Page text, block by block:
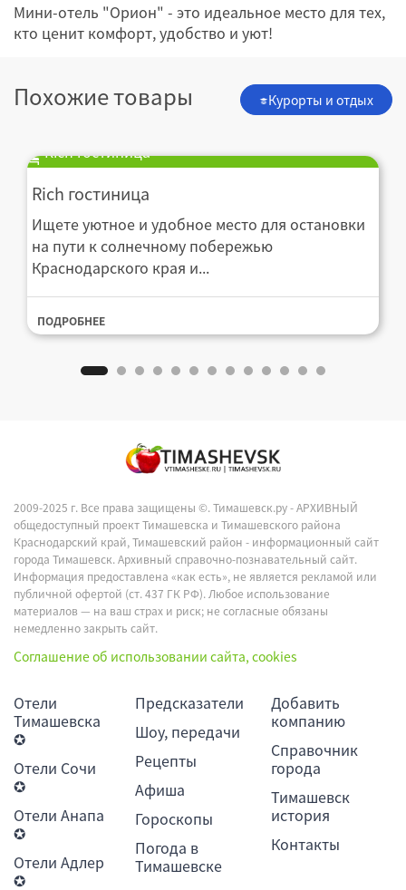
Мини-отель "Орион" - это идеальное место для тех,
кто ценит комфорт, удобство и уют!
Похожие товары Курорты и отдых
Rich гостиница
Rich гостиница
Ищете уютное и удобное место для остановки
на пути к солнечному побережью
Краснодарского края и...
ПОДРОБНЕЕ
2009-2025 г. Все права защищены ©.Тимашевск.ру - АРХИВНЫЙ
общедоступный проект Тимашевска и Тимашевского района
Краснодарский край, Тимашевский район - информационный сайт
города Тимашевск. Архивный справочно-познавательный сайт.
Информация предоставлена «как есть», не является рекламой или
публичной офертой (ст. 437 ГК РФ). Любое использование
материалов — на ваш страх и риск; не согласные обязаны
немедленно закрыть сайт.
Соглашение об использовании сайта, cookies
Отели
Тимашевска
✪
Отели Сочи
✪
Отели Анапа
✪
Отели Адлер
✪
Предсказатели
Шоу, передачи
Рецепты
Афиша
Гороскопы
Погода в
Тимашевске
Добавить
компанию
Справочник
города
Тимашевск
история
Контакты